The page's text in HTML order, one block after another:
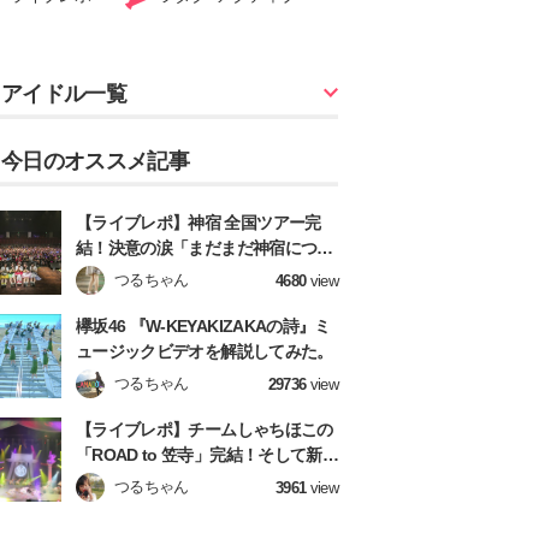
アイドル一覧
今日のオススメ記事
【ライブレポ】神宿 全国ツアー完
結！決意の涙「まだまだ神宿につい
てきてね！」
つるちゃん 4680view
欅坂46 『W-KEYAKIZAKAの詩』ミ
ュージックビデオを解説してみた。
つるちゃん 29736view
【ライブレポ】チームしゃちほこの
「ROAD to 笠寺」完結！そして新章
へ！【前編】
つるちゃん 3961view